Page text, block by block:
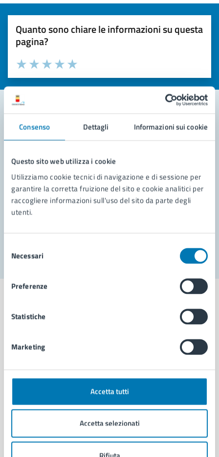
Consenso Dettagli Informazioni sui cookie
Questo sito web utilizza i cookie
Utilizziamo cookie tecnici di navigazione e di sessione per
garantire la corretta fruizione del sito e cookie analitici per
raccogliere informazioni sull'uso del sito da parte degli
utenti.
delNecessari
Preferenze
Statistiche
Marketing
Accetta tutti
Accetta selezionati
Quanto sono chiare le informazioni su questa
pagina?
Valuta la chiarezza delle informazioni (da 1 a 5 stelle)
Seleziona il numero di stelle per valutare la chiarezza delle
Valuta 5 stelle su 5
Valuta 4 stelle su 5
Valuta 3 stelle su 5
Valuta 2 stelle su 5
Valuta 1 stelle su 5
Contatta il comune
Richiedi assistenza
Prenota appuntamento
Problemi in città
Aree amministrative
Uffici
Politici